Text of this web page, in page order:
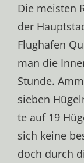
Die meisten
der
Flug­ha­fen
man die
Stun­de.
sieben
te auf 19
sich kei­ne
doch durch